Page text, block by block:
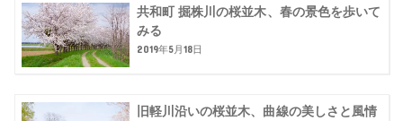
共和町 掘株川の桜並木、春の景色を歩いて
みる
2019年5月18日
旧軽川沿いの桜並木、曲線の美しさと風情